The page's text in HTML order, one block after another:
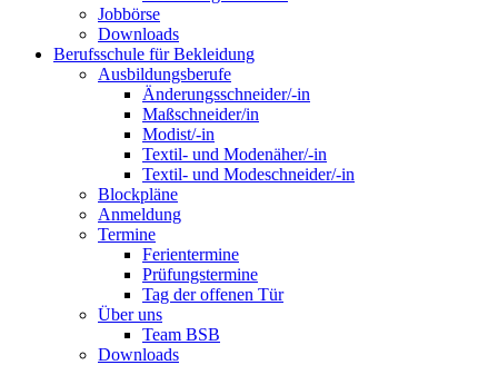
Jobbörse
Downloads
Berufsschule für Bekleidung
Ausbildungsberufe
Änderungsschneider/-in
Maßschneider/in
Modist/-in
Textil- und Modenäher/-in
Textil- und Modeschneider/-in
Blockpläne
Anmeldung
Termine
Ferientermine
Prüfungstermine
Tag der offenen Tür
Über uns
Team BSB
Downloads